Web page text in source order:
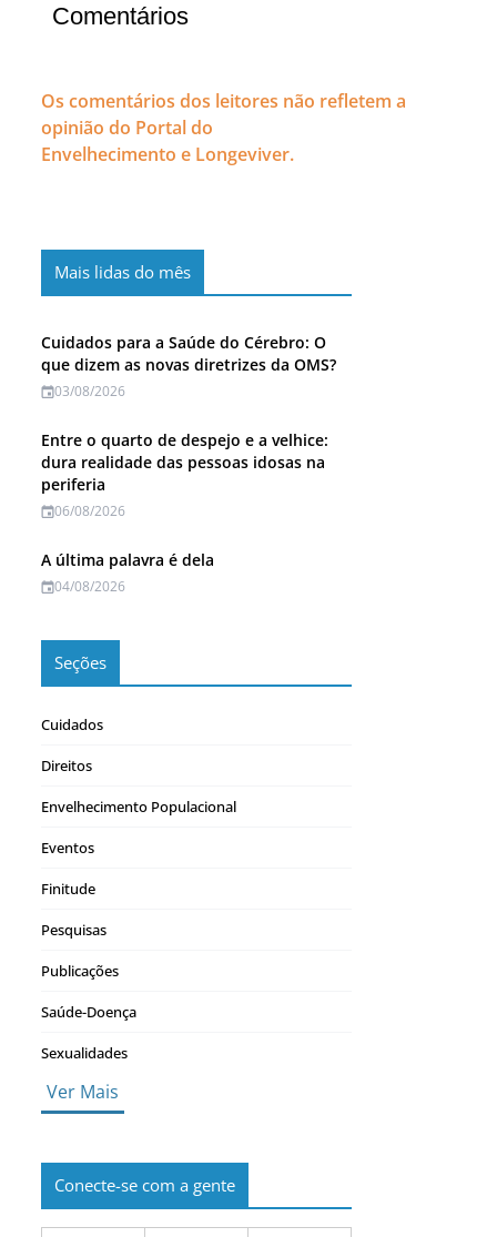
Comentários
Os comentários dos leitores não refletem a
opinião do Portal do
Envelhecimento e Longeviver.
Mais lidas do mês
Cuidados para a Saúde do Cérebro: O
que dizem as novas diretrizes da OMS?
03/08/2026
Entre o quarto de despejo e a velhice:
dura realidade das pessoas idosas na
periferia
06/08/2026
A última palavra é dela
04/08/2026
Seções
Cuidados
Direitos
Envelhecimento Populacional
Eventos
Finitude
Pesquisas
Publicações
Saúde-Doença
Sexualidades
Ver Mais
Conecte-se com a gente